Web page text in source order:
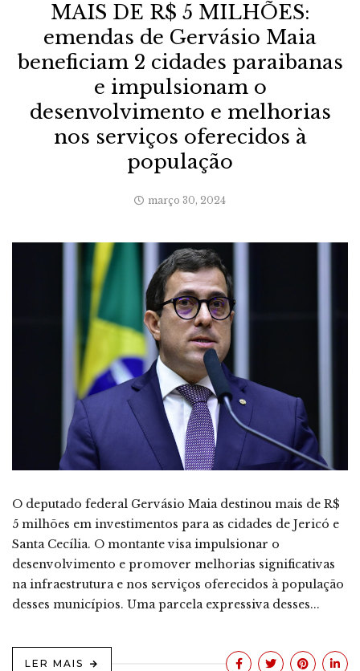
MAIS DE R$ 5 MILHÕES:
emendas de Gervásio Maia
beneficiam 2 cidades paraibanas
e impulsionam o
desenvolvimento e melhorias
nos serviços oferecidos à
população
março 30, 2024
O deputado federal Gervásio Maia destinou mais de R$
5 milhões em investimentos para as cidades de Jericó e
Santa Cecília. O montante visa impulsionar o
desenvolvimento e promover melhorias significativas
na infraestrutura e nos serviços oferecidos à população
desses municípios. Uma parcela expressiva desses...
LER MAIS